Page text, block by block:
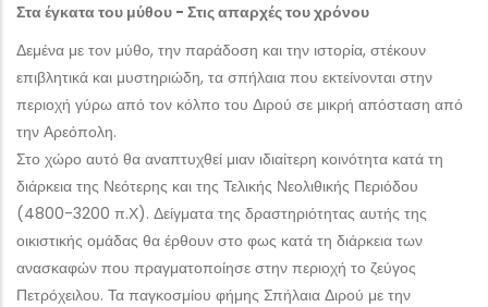
Στα έγκατα του μύθου - Στις απαρχές του χρόνου
Δεμένα με τον μύθο, την παράδοση και την ιστορία, στέκουν
επιβλητικά και μυστηριώδη, τα σπήλαια που εκτείνονται στην
περιοχή γύρω από τον κόλπο του Διρού σε μικρή απόσταση από
την Αρεόπολη.
Στο χώρο αυτό θα αναπτυχθεί μιαν ιδιαίτερη κοινότητα κατά τη
διάρκεια της Νεότερης και της Τελικής Νεολιθικής Περιόδου
(4800-3200 π.Χ). Δείγματα της δραστηριότητας αυτής της
οικιστικής ομάδας θα έρθουν στο φως κατά τη διάρκεια των
ανασκαφών που πραγματοποίησε στην περιοχή το ζεύγος
Πετρόχειλου. Τα παγκοσμίου φήμης Σπήλαια Διρού με την